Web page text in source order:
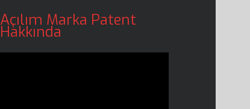
Açılım Marka Patent
Hakkında